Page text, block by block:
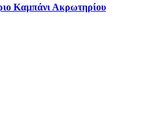
Καμπάνι Ακρωτηρίου